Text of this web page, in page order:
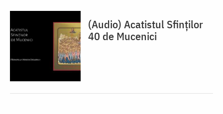
(Audio) Acatistul Sfinților
40 de Mucenici